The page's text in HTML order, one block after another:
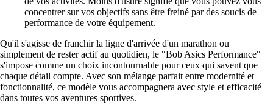
concentrer sur vos objectifs sans être freiné par des soucis de
performance de votre équipement.
Qu'il s'agisse de franchir la ligne d'arrivée d'un marathon ou
simplement de rester actif au quotidien, le "Bob Asics Performance"
s'impose comme un choix incontournable pour ceux qui savent que
chaque détail compte. Avec son mélange parfait entre modernité et
fonctionnalité, ce modèle vous accompagnera avec style et efficacité
dans toutes vos aventures sportives.